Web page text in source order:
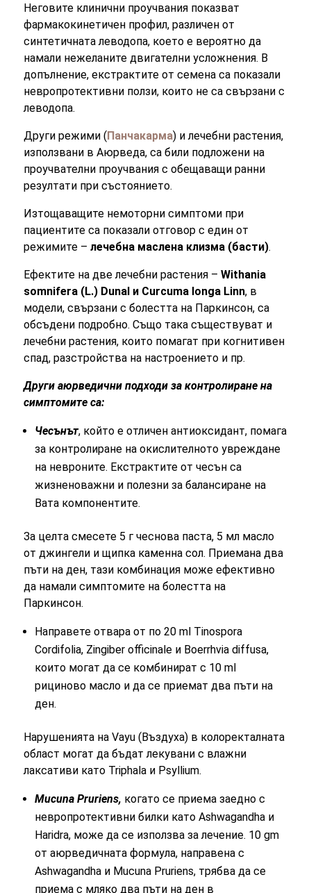
Неговите клинични проучвания показват
фармакокинетичен профил, различен от
синтетичната леводопа, което е вероятно да
намали нежеланите двигателни усложнения. В
допълнение, екстрактите от семена са показали
невропротективни ползи, които не са свързани с
леводопа.
Други режими (Панчакарма) и лечебни растения,
използвани в Аюрведа, са били подложени на
проучвателни проучвания с обещаващи ранни
резултати при състоянието.
Изтощаващите немоторни симптоми при
пациентите са показали отговор с един от
режимите –лечебна маслена клизма (басти).
Ефектите на две лечебни растения –Withania
somnifera (L.) Dunal и Curcuma longa Linn, в
модели, свързани с болестта на Паркинсон, са
обсъдени подробно. Също така съществуват и
лечебни растения, които помагат при когнитивен
спад, разстройства на настроението и пр.
Други аюрведични подходиза контролиране на
симптомите са:
Чесънът, който е отличен антиоксидант, помага
за контролиране на окислителното увреждане
на невроните. Екстрактите от чесън са
жизненоважни и полезни за балансиране на
Вата компонентите.
За целта смесете 5 г чеснова паста, 5 мл масло
от джингели и щипка каменна сол. Приемана два
пъти на ден, тази комбинация може ефективно
да намали симптомите на болестта на
Паркинсон.
Направете отвара от по 20 ml Tinospora
Cordifolia, Zingiber officinale и Boerrhvia diffusa,
които могат да се комбинират с 10 ml
рициново масло и да се приемат два пъти на
ден.
Нарушенията на Vayu (Въздуха) в колоректалната
област могат да бъдат лекувани с влажни
лаксативи като Triphala и Psyllium.
Mucuna Pruriens, когато се приема заедно с
невропротективни билки като Ashwagandha и
Haridra, може да се използва за лечение. 10 gm
от аюрведичната формула, направена с
Ashwagandha и Mucuna Pruriens, трябва да се
приема с мляко два пъти на ден в